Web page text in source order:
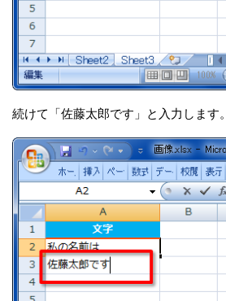
続けて「佐藤太郎です」と入力します。